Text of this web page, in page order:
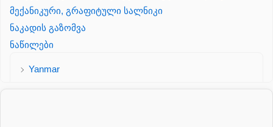
მექანიკური, გრაფიტული სალნიკი
ნაკადის გაზომვა
ნაწილები
Yanmar